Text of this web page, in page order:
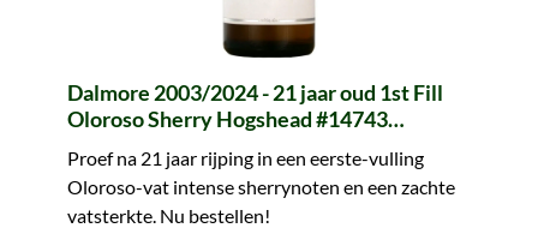
Dalmore 2003/2024 - 21 jaar oud 1st Fill
Oloroso Sherry Hogshead #14743
(Tasting Circle)
Proef na 21 jaar rijping in een eerste-vulling
Oloroso-vat intense sherrynoten en een zachte
vatsterkte. Nu bestellen!